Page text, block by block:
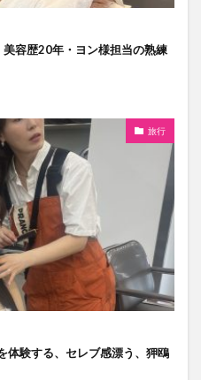
容歴20年・ヨン様担当の熟練
旅行
体験する、セレブ感漂う、狎鴎